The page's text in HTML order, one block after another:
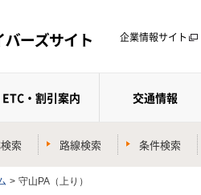
企業情報サイト
ETC・割引案内 交通情報
索 路線検索 条件検索
> 守山PA（上り）